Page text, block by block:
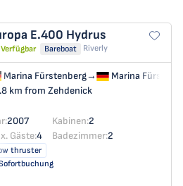
E.400 Hydrus
Verfügbar Bareboat Riverly
Marina Fürstenberg→
Marina
km from Zehdenick
2007 Kabinen:2
Gäste:4 Badezimmer:2
thruster